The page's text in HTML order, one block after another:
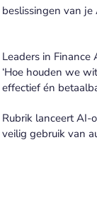
Meer
beslissingen van
Leaders in
‘Hoe houden we
effectief én
Rubrik lanceert AI-
veilig gebruik van